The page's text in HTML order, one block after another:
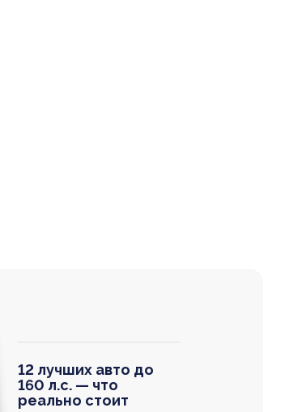
12 лучших авто до
160 л.с. — что
реально стоит